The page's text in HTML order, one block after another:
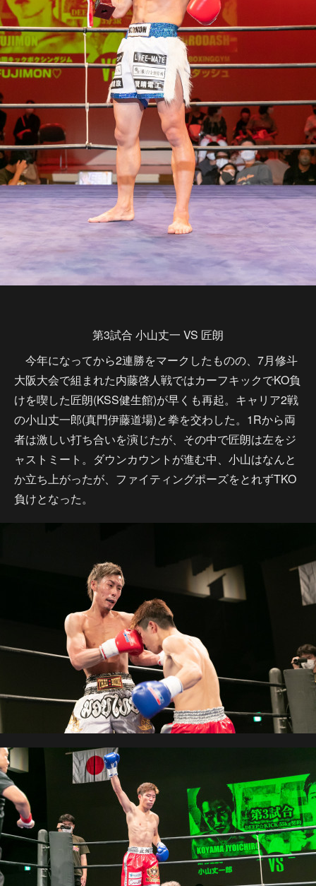
第3試合 小山丈一 VS 匠朗
今年になってから2連勝をマークしたものの、7月修斗
大阪大会で組まれた内藤啓人戦ではカーフキックでKO負
けを喫した匠朗(KSS健生館)が早くも再起。キャリア2戦
の小山丈一郎(真門伊藤道場)と拳を交わした。1Rから両
者は激しい打ち合いを演じたが、その中で匠朗は左をジ
ャストミート。ダウンカウントが進む中、小山はなんと
か立ち上がったが、ファイティングポーズをとれずTKO
負けとなった。